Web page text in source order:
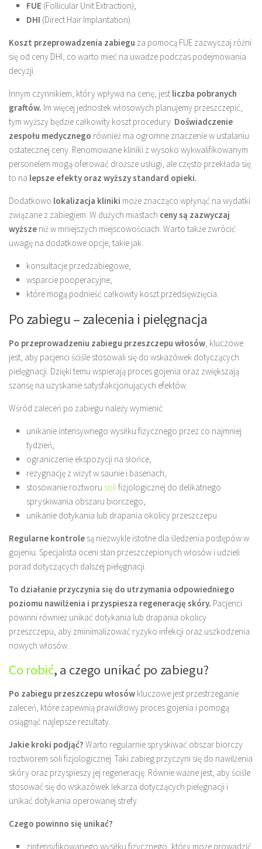
FUE (Follicular Unit Extraction),
DHI (Direct Hair Implantation).
Koszt przeprowadzenia zabiegu za pomocą FUE zazwyczaj różni
się od ceny DHI, co warto mieć na uwadze podczas podejmowania
decyzji.
Innym czynnikiem, który wpływa na cenę, jest liczba pobranych
graftów. Im więcej jednostek włosowych planujemy przeszczepić,
tym wyższy będzie całkowity koszt procedury. Doświadczenie
zespołu medycznego również ma ogromne znaczenie w ustalaniu
ostatecznej ceny. Renomowane kliniki z wysoko wykwalifikowanym
personelem mogą oferować droższe usługi, ale często przekłada się
to na lepsze efekty oraz wyższy standard opieki.
Dodatkowo lokalizacja kliniki może znacząco wpłynąć na wydatki
związane z zabiegiem. W dużych miastach ceny są zazwyczaj
wyższe niż w mniejszych miejscowościach. Warto także zwrócić
uwagę na dodatkowe opcje, takie jak:
konsultacje przedzabiegowe,
wsparcie pooperacyjne,
które mogą podnieść całkowity koszt przedsięwzięcia.
Po zabiegu – zalecenia i pielęgnacja
Po przeprowadzeniu zabiegu przeszczepu włosów, kluczowe
jest, aby pacjenci ściśle stosowali się do wskazówek dotyczących
pielęgnacji. Dzięki temu wspierają proces gojenia oraz zwiększają
szansę na uzyskanie satysfakcjonujących efektów.
Wśród zaleceń po zabiegu należy wymienić:
unikanie intensywnego wysiłku fizycznego przez co najmniej
tydzień,
ograniczenie ekspozycji na słońce,
rezygnację z wizyt w saunie i basenach,
stosowanie roztworu solifizjologicznej do delikatnego
spryskiwania obszaru biorczego,
unikanie dotykania lub drapania okolicy przeszczepu.
Regularne kontrole są niezwykle istotne dla śledzenia postępów w
gojeniu. Specjalista oceni stan przeszczepionych włosów i udzieli
porad dotyczących dalszej pielęgnacji.
To działanie przyczynia się do utrzymania odpowiedniego
poziomu nawilżenia i przyspiesza regenerację skóry. Pacjenci
powinni również unikać dotykania lub drapania okolicy
przeszczepu, aby zminimalizować ryzyko infekcji oraz uszkodzenia
nowych włosów.
Co robić, a czego unikać po zabiegu?
Po zabiegu przeszczepu włosów kluczowe jest przestrzeganie
zaleceń, które zapewnią prawidłowy proces gojenia i pomogą
osiągnąć najlepsze rezultaty.
Jakie kroki podjąć? Warto regularnie spryskiwać obszar biorczy
roztworem soli fizjologicznej. Taki zabieg przyczyni się do nawilżenia
skóry oraz przyspieszy jej regenerację. Równie ważne jest, aby ściśle
stosować się do wskazówek lekarza dotyczących pielęgnacji i
unikać dotykania operowanej strefy.
Czego powinno się unikać?
zintensyfikowanego wysiłku fizycznego, który może prowadzić